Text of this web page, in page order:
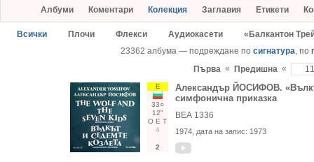
Албуми Коментари Колекция Заглавия Етикети
Всички Плочи Флекси Аудиокасети
«Балкантон
23362 албума — подреждане по сигнатура, по
Първа « Предишна «
Е
33○
12"
О Е Т
4
2
Александър ЙОСИФОВ.
симфонична приказка
ВЕА 1336
1974 , дата на запис: 1973